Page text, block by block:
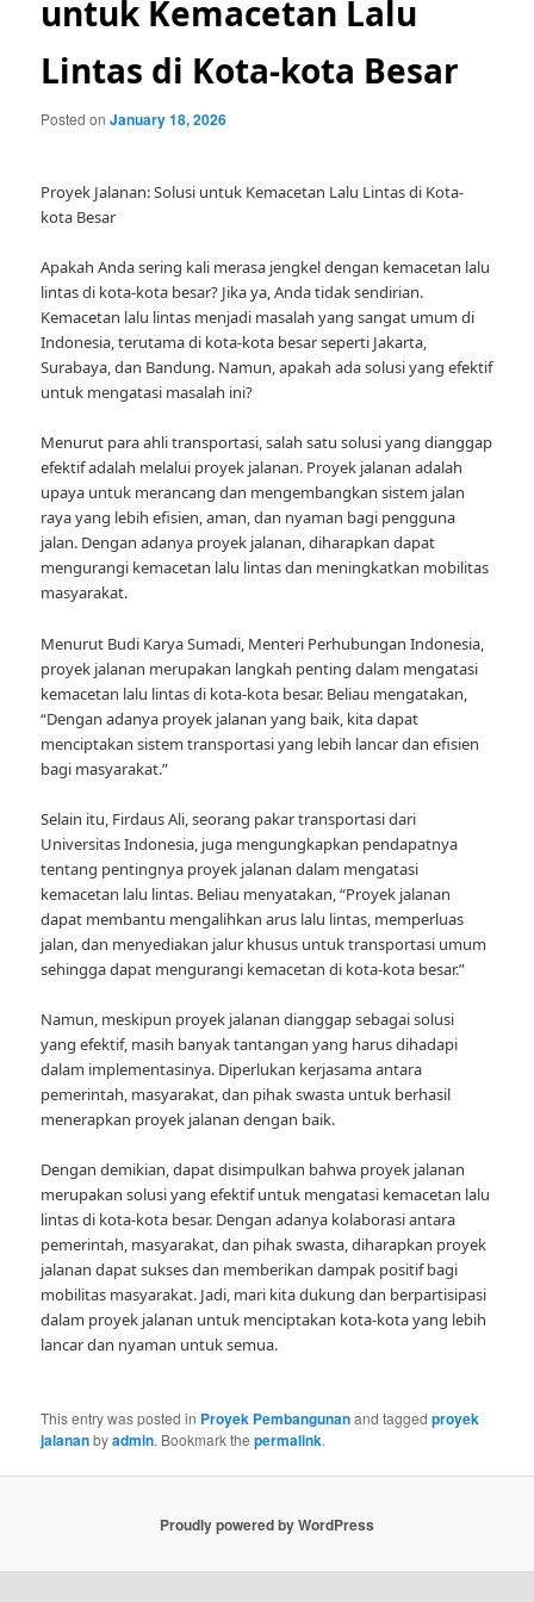
untuk Kemacetan Lalu
Lintas di Kota-kota Besar
Posted onJanuary 18, 2026
Proyek Jalanan: Solusi untuk Kemacetan Lalu Lintas di Kota-
kota Besar
Apakah Anda sering kali merasa jengkel dengan kemacetan lalu
lintas di kota-kota besar? Jika ya, Anda tidak sendirian.
Kemacetan lalu lintas menjadi masalah yang sangat umum di
Indonesia, terutama di kota-kota besar seperti Jakarta,
Surabaya, dan Bandung. Namun, apakah ada solusi yang efektif
untuk mengatasi masalah ini?
Menurut para ahli transportasi, salah satu solusi yang dianggap
efektif adalah melalui proyek jalanan. Proyek jalanan adalah
upaya untuk merancang dan mengembangkan sistem jalan
raya yang lebih efisien, aman, dan nyaman bagi pengguna
jalan. Dengan adanya proyek jalanan, diharapkan dapat
mengurangi kemacetan lalu lintas dan meningkatkan mobilitas
masyarakat.
Menurut Budi Karya Sumadi, Menteri Perhubungan Indonesia,
proyek jalanan merupakan langkah penting dalam mengatasi
kemacetan lalu lintas di kota-kota besar. Beliau mengatakan,
“Dengan adanya proyek jalanan yang baik, kita dapat
menciptakan sistem transportasi yang lebih lancar dan efisien
bagi masyarakat.”
Selain itu, Firdaus Ali, seorang pakar transportasi dari
Universitas Indonesia, juga mengungkapkan pendapatnya
tentang pentingnya proyek jalanan dalam mengatasi
kemacetan lalu lintas. Beliau menyatakan, “Proyek jalanan
dapat membantu mengalihkan arus lalu lintas, memperluas
jalan, dan menyediakan jalur khusus untuk transportasi umum
sehingga dapat mengurangi kemacetan di kota-kota besar.”
Namun, meskipun proyek jalanan dianggap sebagai solusi
yang efektif, masih banyak tantangan yang harus dihadapi
dalam implementasinya. Diperlukan kerjasama antara
pemerintah, masyarakat, dan pihak swasta untuk berhasil
menerapkan proyek jalanan dengan baik.
Dengan demikian, dapat disimpulkan bahwa proyek jalanan
merupakan solusi yang efektif untuk mengatasi kemacetan lalu
lintas di kota-kota besar. Dengan adanya kolaborasi antara
pemerintah, masyarakat, dan pihak swasta, diharapkan proyek
jalanan dapat sukses dan memberikan dampak positif bagi
mobilitas masyarakat. Jadi, mari kita dukung dan berpartisipasi
dalam proyek jalanan untuk menciptakan kota-kota yang lebih
lancar dan nyaman untuk semua.
This entry was posted in Proyek Pembangunanand taggedproyek
jalananbyadmin. Bookmark thepermalink.
Proudly powered by WordPress